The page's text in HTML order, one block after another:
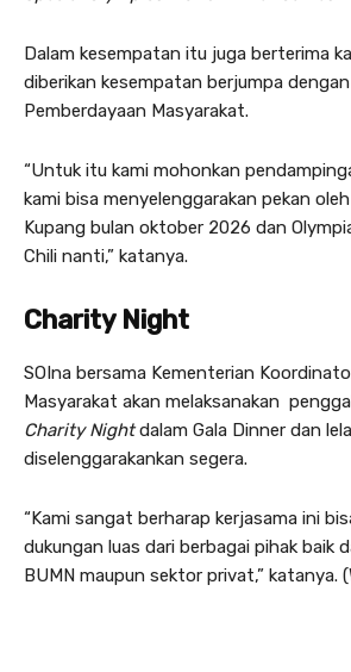
Dalam kesempatan itu juga berterima
diberikan kesempatan berjumpa
Pemberdayaan Masyarakat.
“Untuk itu kami mohonkan
kami bisa menyelenggarakan pekan
Kupang bulan oktober 2026 dan
Chili nanti,” katanya.
Charity Night
SOIna bersama Kementerian
Masyarakat akan melaksanakan
Charity Nightdalam Gala Dinner dan
diselenggarakankan segera.
“Kami sangat berharap kerjasama ini
dukungan luas dari berbagai pihak baik
BUMN maupun sektor privat,” katanya.